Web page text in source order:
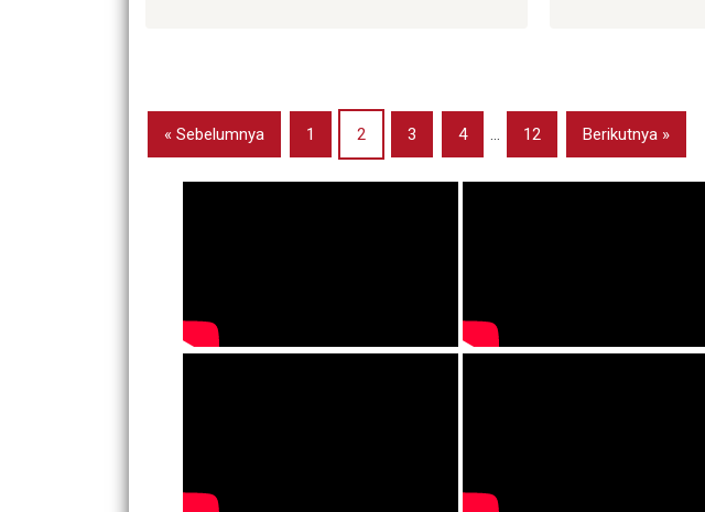
« Sebelumnya 1 2 3 4 12 Berikutnya »